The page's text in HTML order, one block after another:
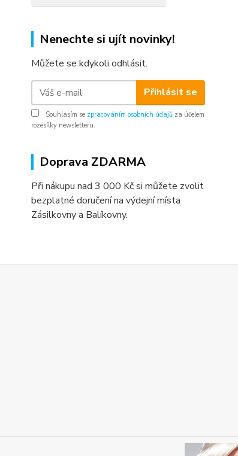
Nenechte si ujít novinky!
Můžete se kdykoli odhlásit.
Přihlásit se
Souhlasím se zpracováním osobních údajů za účelem
rozesílky newsletteru.
Doprava ZDARMA
Při nákupu nad 3 000 Kč si můžete zvolit
bezplatné doručení na výdejní místa
Zásilkovny a Balíkovny.